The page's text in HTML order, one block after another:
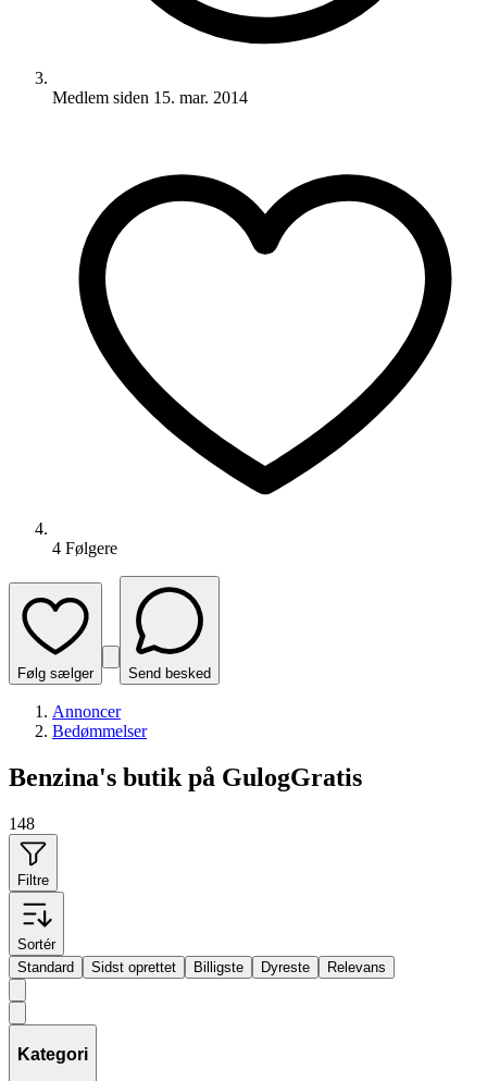
Medlem siden 15. mar. 2014
4 Følgere
Følg sælger Send besked
Annoncer
Bedømmelser
Benzina's butik på GulogGratis
148
Filtre
Sortér
Standard
Sidst oprettet Billigste Dyreste Relevans
Kategori